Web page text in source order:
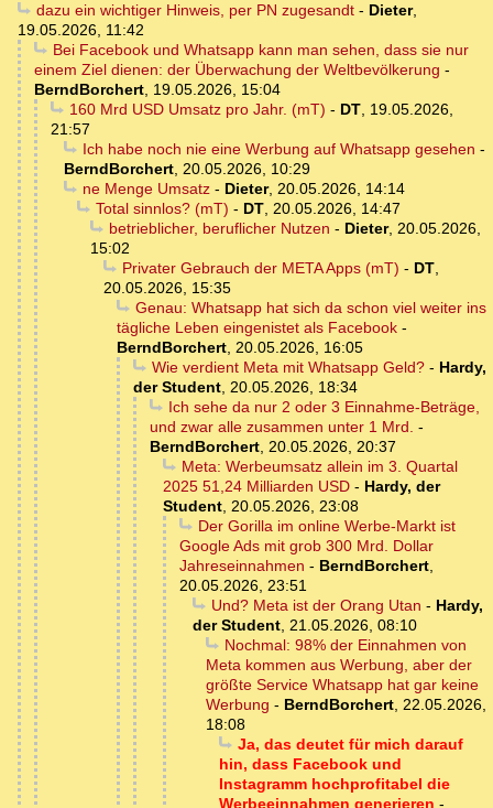
dazu ein wichtiger Hinweis, per PN zugesandt- Dieter,
19.05.2026, 11:42
Bei Facebook und Whatsapp kann man sehen, dass sie nur
einem Ziel dienen: der Überwachung der Weltbevölkerung -
BerndBorchert, 19.05.2026, 15:04
160 Mrd USD Umsatz pro Jahr. (mT) - DT, 19.05.2026,
21:57
Ich habe noch nie eine Werbung auf Whatsapp gesehen -
BerndBorchert, 20.05.2026, 10:29
ne Menge Umsatz- Dieter, 20.05.2026, 14:14
Total sinnlos? (mT) - DT, 20.05.2026, 14:47
betrieblicher, beruflicher Nutzen - Dieter, 20.05.2026,
15:02
Privater Gebrauch der META Apps (mT) - DT,
20.05.2026, 15:35
Genau: Whatsapp hat sich da schon viel weiter ins
tägliche Leben eingenistet als Facebook -
BerndBorchert, 20.05.2026, 16:05
Wie verdient Meta mit Whatsapp Geld?- Hardy,
der Student, 20.05.2026, 18:34
Ich sehe da nur 2 oder 3 Einnahme-Beträge,
und zwar alle zusammen unter 1 Mrd. -
BerndBorchert, 20.05.2026, 20:37
Meta: Werbeumsatz allein im 3. Quartal
2025 51,24 Milliarden USD - Hardy, der
Student, 20.05.2026, 23:08
Der Gorilla im online Werbe-Markt ist
Google Ads mit grob 300 Mrd. Dollar
Jahreseinnahmen - BerndBorchert,
20.05.2026, 23:51
Und? Meta ist der Orang Utan - Hardy,
der Student, 21.05.2026, 08:10
Nochmal: 98% der Einnahmen von
Meta kommen aus Werbung, aber der
größte Service Whatsapp hat gar keine
Werbung - BerndBorchert, 22.05.2026,
18:08
Ja, das deutet für mich darauf
hin, dass Facebook und
Instagramm hochprofitabel die
Werbeeinnahmen generieren -